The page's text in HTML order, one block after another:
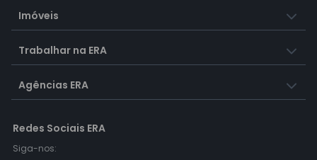
Imóveis
Trabalhar na ERA
Agências ERA
Redes Sociais ERA
Siga-nos: